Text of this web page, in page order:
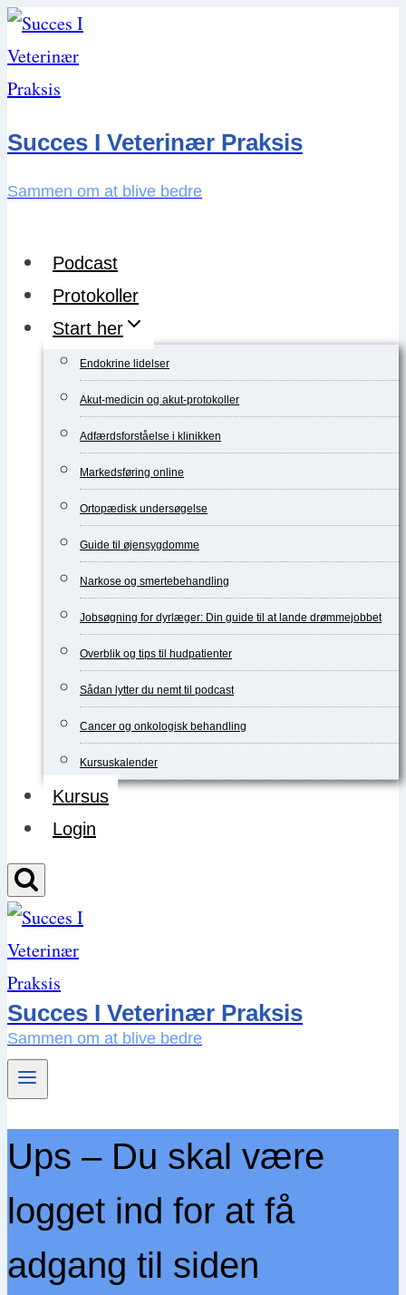
Skip
to
content
Succes I Veterinær Praksis
Sammen om at blive bedre
Podcast
Protokoller
Start her
Endokrine lidelser
Akut-medicin og akut-protokoller
Adfærdsforståelse i klinikken
Markedsføring online
Ortopædisk undersøgelse
Guide til øjensygdomme
Narkose og smertebehandling
Jobsøgning for dyrlæger: Din guide til at lande drømmejobbet
Overblik og tips til hudpatienter
Sådan lytter du nemt til podcast
Cancer og onkologisk behandling
Kursuskalender
Kursus
Login
Succes I Veterinær Praksis
Sammen om at blive bedre
Ups – Du skal være
logget ind for at få
adgang til siden